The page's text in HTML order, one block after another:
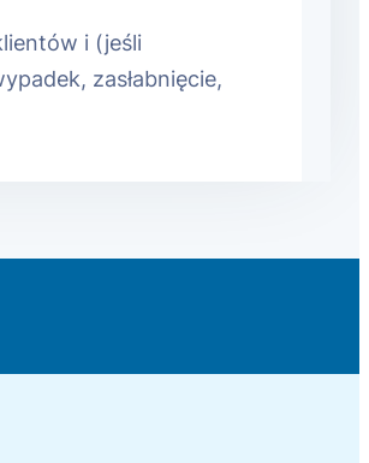
i (jeśli
zasłabnięcie,